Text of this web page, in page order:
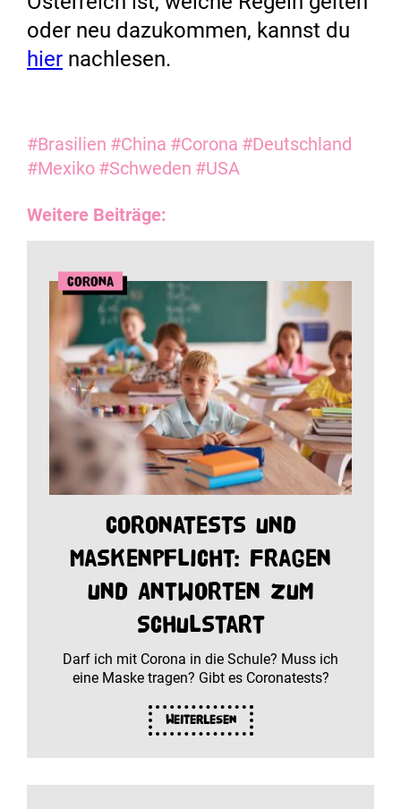
oder neu dazukommen, kannst du
hier nachlesen.
#Brasilien #China #Corona #Deutschland
#Mexiko #Schweden #USA
Weitere Beiträge:
Corona
Coronatests und
Maskenpflicht: Fragen
und Antworten zum
Schulstart
Darf ich mit Corona in die Schule? Muss ich
eine Maske tragen? Gibt es Coronatests?
Weiterlesen